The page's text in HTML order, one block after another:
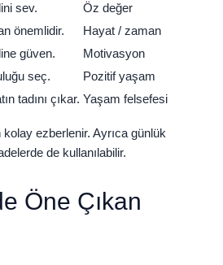
sev.
Öz değer
önemlidir.
Hayat / zaman
güven.
Motivasyon
seç.
Pozitif yaşam
tadını çıkar. Yaşam felsefesi
ezberlenir. Ayrıca günlük
de kullanılabilir.
Öne Çıkan